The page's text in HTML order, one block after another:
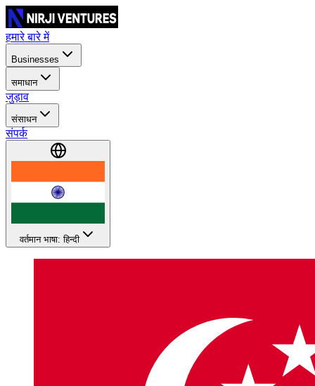
हमारे बारे में
Businesses
समाधान
जुड़ाव
संसाधन
संपर्क
वर्तमान भाषा: हिन्दी